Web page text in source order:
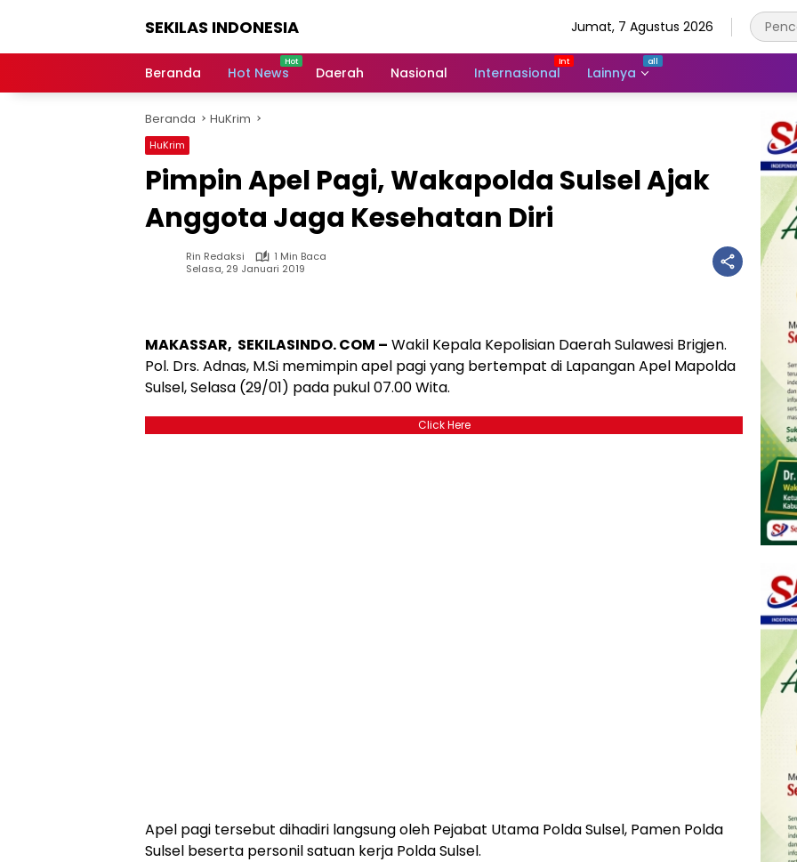
SEKILAS INDONESIA
Terkini,
Latest
World,
Headlines,
News
Jumat, 7 Agustus 2026
Beranda Hot News Daerah Nasional Internasional Lainnya
Beranda HuKrim
HuKrim
Pimpin Apel Pagi, Wakapolda Sulsel Ajak
Anggota Jaga Kesehatan Diri
Rin Redaksi
1 Min Baca
Selasa, 29 Januari 2019
MAKASSAR, SEKILASINDO. COM – Wakil Kepala Kepolisian Daerah Sulawesi Brigjen.
Pol. Drs. Adnas, M.Si memimpin apel pagi yang bertempat di Lapangan Apel Mapolda
Sulsel, Selasa (29/01) pada pukul 07.00 Wita.
Click Here
Apel pagi tersebut dihadiri langsung oleh Pejabat Utama Polda Sulsel, Pamen Polda
Sulsel beserta personil satuan kerja Polda Sulsel.